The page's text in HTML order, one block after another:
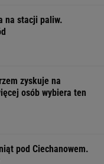
na stacji paliw.
zyskuje na
osób wybiera ten
pod Ciechanowem.